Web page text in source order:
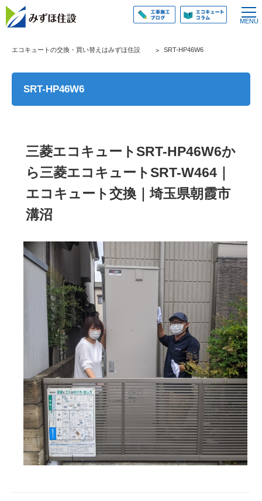
エコキュートの交換・買い替えはみずほ住設 SRT-HP46W6
SRT-HP46W6
三菱エコキュートSRT-HP46W6か
ら三菱エコキュートSRT-W464｜
エコキュート交換｜埼玉県朝霞市
溝沼